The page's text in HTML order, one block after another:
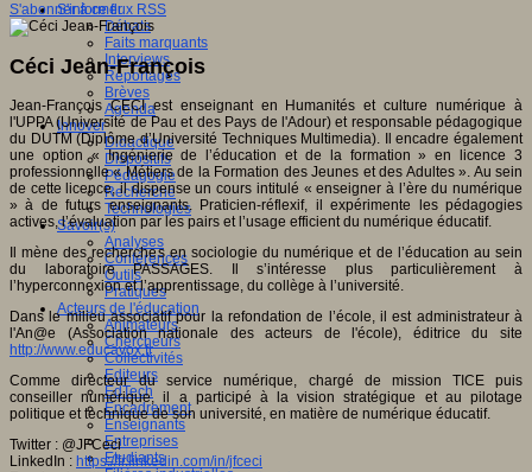
S'informer
Débats
Faits marquants
Interviews
Reportages
Brèves
Agenda
Innover
Didactique
Dispositifs
Pédagogie
Recherche
Technologies
Savoir(s)
Analyses
Conférences
Outils
Pratiques
Acteurs de l'éducation
Animateurs
Chercheurs
Collectivités
Editeurs
EdTech
Encadrement
Enseignants
Entreprises
Etudiants
S'abonner à ce flux RSS
Céci Jean-François
Jean-François CECI est enseignant en Humanités et culture numérique à
l'UPPA (Université de Pau et des Pays de l'Adour) et responsable pédagogique
du DUTM (Diplôme d’Université Techniques Multimedia). Il encadre également
une option « Ingénierie de l’éducation et de la formation » en licence 3
professionnelle « Métiers de la Formation des Jeunes et des Adultes ». Au sein
de cette licence, il dispense un cours intitulé « enseigner à l’ère du numérique
» à de futurs enseignants. Praticien-réflexif, il expérimente les pédagogies
actives, l’évaluation par les pairs et l’usage efficient du numérique éducatif.
Il mène des recherches en sociologie du numérique et de l’éducation au sein
du laboratoire PASSAGES. Il s’intéresse plus particulièrement à
l’hyperconnexion et l’apprentissage, du collège à l’université.
Dans le milieu associatif pour la refondation de l’école, il est administrateur à
l'An@e (Association nationale des acteurs de l'école), éditrice du site
http://www.educavox.fr
Comme directeur du service numérique, chargé de mission TICE puis
conseiller numérique, il a participé à la vision stratégique et au pilotage
politique et technique de son université, en matière de numérique éducatif.
Twitter : @JFCeci
LinkedIn : https://fr.linkedin.com/in/jfceci